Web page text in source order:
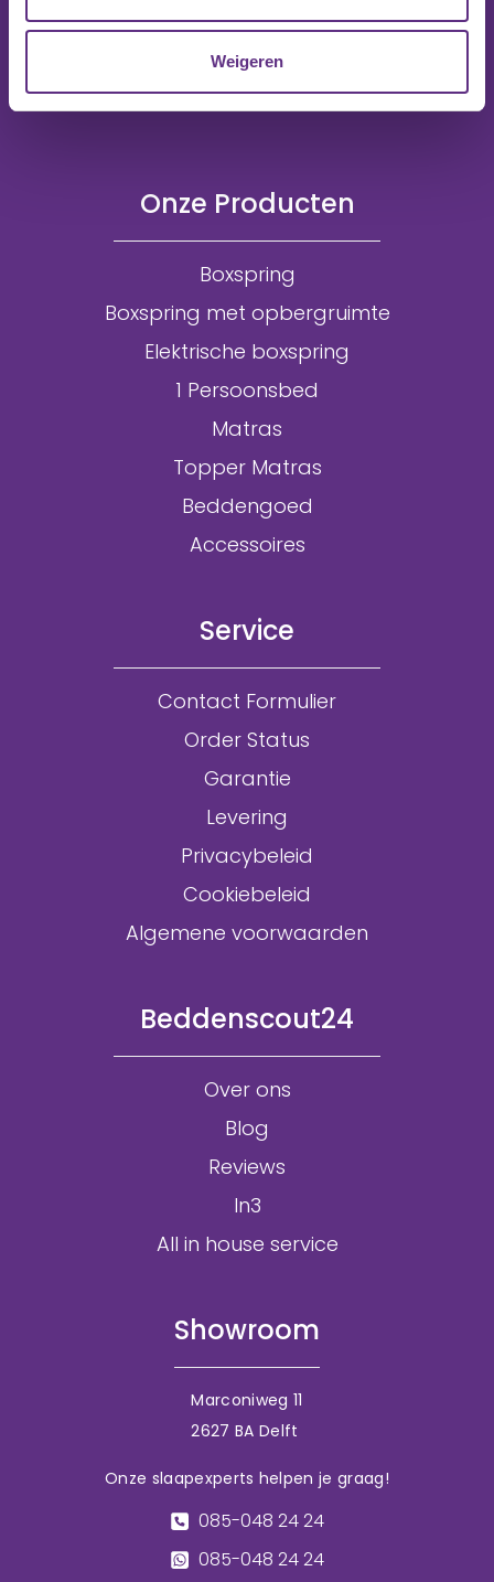
Weigeren
Onze Producten
Boxspring
Boxspring met opbergruimte
Elektrische boxspring
1 Persoonsbed
Matras
Topper Matras
Beddengoed
Accessoires
Service
Contact Formulier
Order Status
Garantie
Levering
Privacybeleid
Cookiebeleid
Algemene voorwaarden
Beddenscout24
Over ons
Blog
Reviews
In3
All in house service
Showroom
Marconiweg 11
2627 BA Delft
Onze slaapexperts helpen je graag!
085-048 24 24
085-048 24 24